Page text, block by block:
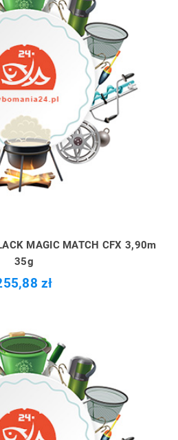
MAGIC MATCH CFX 3,90m
35g
zł